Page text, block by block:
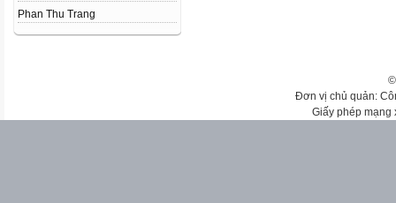
Phan Thu Trang
Đơn vị chủ quản:
Giấy phép mạng